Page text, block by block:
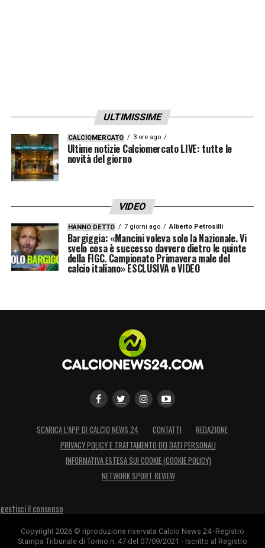
ULTIMISSIME
CALCIOMERCATO 3 ore ago
Ultime notizie Calciomercato LIVE: tutte le
novità del giorno
VIDEO
HANNO DETTO 7 giorni ago Alberto Petrosilli
Bargiggia: «Mancini voleva solo la Nazionale. Vi
svelo cosa è successo davvero dietro le quinte
della FIGC. Campionato Primavera male del
calcio italiano» ESCLUSIVA e VIDEO
SCARICA L’APP DI CALCIO NEWS 24 CONTATTI
REDAZIONE
PRIVACY POLICY E TRATTAMENTO DEI DATI PERSONALI
INFORMATIVA ESTESA SUI COOKIE (COOKIE POLICY)
NETWORK SPORT REVIEW
gestisci il consenso
Copyright 2026 © riproduzione riservata Calcio News 24 -Registro
Stampa Tribunale di Torino n. 47 del 07/09/2021 - Iscritto al Registro